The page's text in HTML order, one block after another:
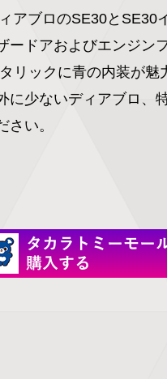
アブロのSE30とSE30
ードアおよびエンジン
リックに青の内装が
に少ないディアブロ、
さい。